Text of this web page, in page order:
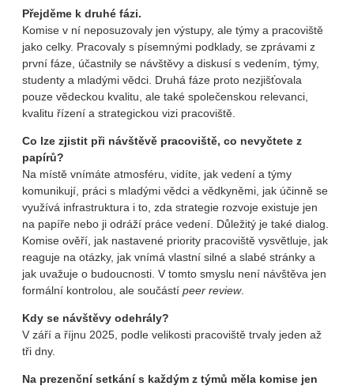
Přejděme k druhé fázi.
Komise v ní neposuzovaly jen výstupy, ale týmy a pracoviště
jako celky. Pracovaly s písemnými podklady, se zprávami z
první fáze, účastnily se návštěvy a diskusí s vedením, týmy,
studenty a mladými vědci. Druhá fáze proto nezjišťovala
pouze vědeckou kvalitu, ale také společenskou relevanci,
kvalitu řízení a strategickou vizi pracoviště.
Co lze zjistit při návštěvě pracoviště, co nevyčtete z
papírů?
Na místě vnímáte atmosféru, vidíte, jak vedení a týmy
komunikují, práci s mladými vědci a vědkyněmi, jak účinně se
využívá infrastruktura i to, zda strategie rozvoje existuje jen
na papíře nebo ji odráží práce vedení. Důležitý je také dialog.
Komise ověří, jak nastavené priority pracoviště vysvětluje, jak
reaguje na otázky, jak vnímá vlastní silné a slabé stránky a
jak uvažuje o budoucnosti. V tomto smyslu není návštěva jen
formální kontrolou, ale součástí peer review.
Kdy se návštěvy odehrály?
V září a říjnu 2025, podle velikosti pracoviště trvaly jeden až
tři dny.
Na prezenční setkání s každým z týmů měla komise jen